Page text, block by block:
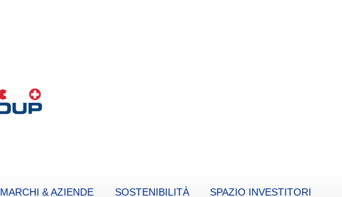
MARCHI & AZIENDE SOSTENIBILITÀ SPAZIO INVESTITORI